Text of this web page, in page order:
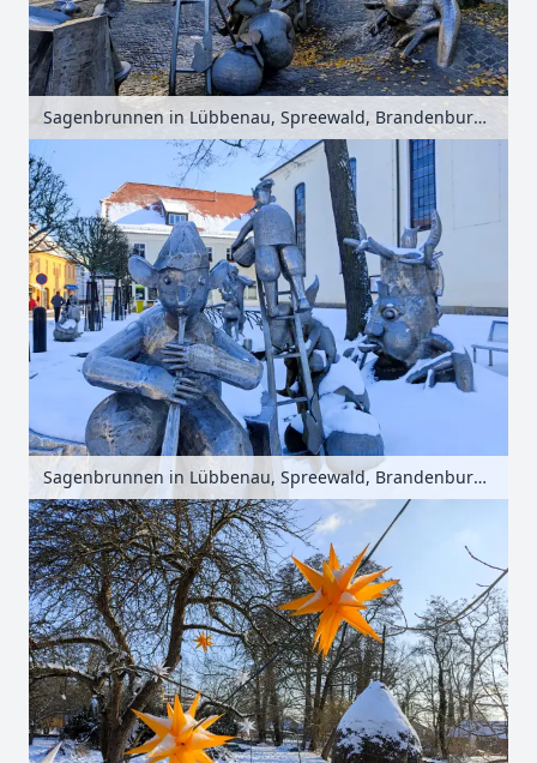
Sagenbrunnen in Lübbenau, Spreewald, Brandenburg, Deutschland
Sagenbrunnen in Lübbenau, Spreewald, Brandenburg, Deutschland